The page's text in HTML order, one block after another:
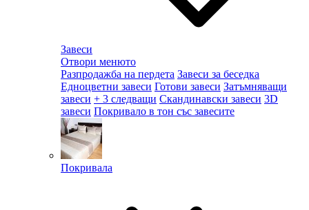
Завеси
Отвори менюто
Разпродажба на пердета Завеси за беседка
Едноцветни завеси Готови завеси Затъмняващи
завеси + 3 следващи Скандинавски завеси 3D
завеси Покривало в тон със завесите
Покривала